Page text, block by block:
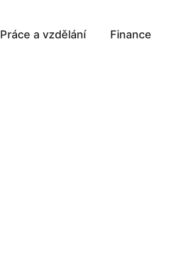
Práce a vzdělání Finance